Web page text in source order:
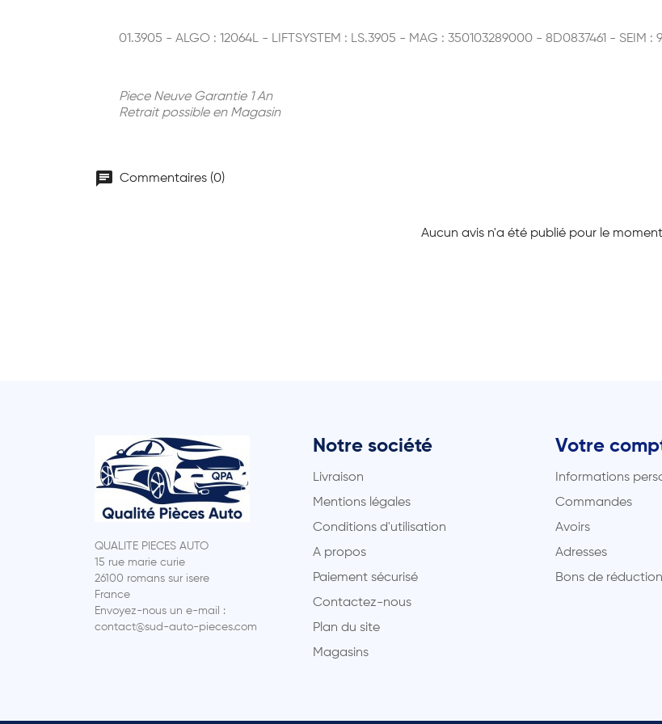
01.3905 - ALGO : 12064L - LIFTSYSTEM : LS.3905 - MAG : 350103289000 - 8D0837461 - SEIM
Piece Neuve Garantie 1 An
Retrait possible en Magasin
chat Commentaires (0)
Aucun avis n'a été publié pour le
QUALITE PIECES AUTO
15 rue marie curie
26100 romans sur isere
France
Envoyez-nous un e-mail :
contact@sud-auto-pieces.com
Notre société
Livraison
Mentions légales
Conditions d'utilisation
A propos
Paiement sécurisé
Contactez-nous
Plan du site
Magasins
Votre
Informations
Commandes
Avoirs
Adresses
Bons de réduction